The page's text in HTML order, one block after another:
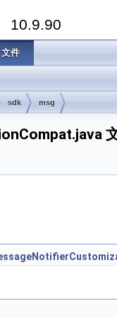
10.9.90
文件
sdk msg